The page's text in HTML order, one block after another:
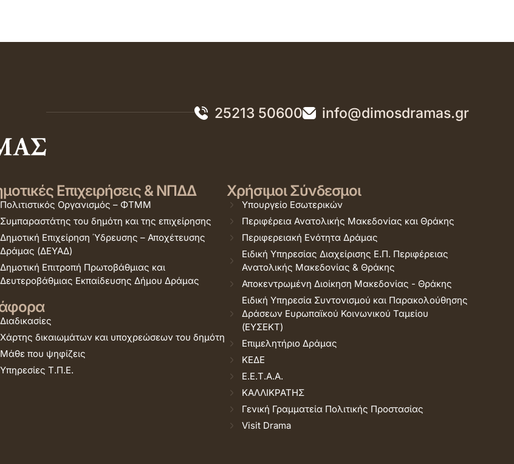
25213 50600 info@dimosdramas.gr
Επιχειρήσεις & ΝΠΔΔ
Πολιτιστικός Οργανισμός – ΦΤΜΜ
Συμπαραστάτης του δημότη και της επιχείρησης
Δημοτική Επιχείρηση Ύδρευσης – Αποχέτευσης
Δράμας (ΔΕΥΑΔ)
Δημοτική Επιτροπή Πρωτοβάθμιας και
Δευτεροβάθμιας Εκπαίδευσης Δήμου Δράμας
Διαδικασίες
Χάρτης δικαιωμάτων και υποχρεώσεων του δημότη
Μάθε που ψηφίζεις
Υπηρεσίες Τ.Π.Ε.
Χρήσιμοι Σύνδεσμοι
Υπουργείο Εσωτερικών
Περιφέρεια Ανατολικής Μακεδονίας και Θράκης
Περιφερειακή Ενότητα Δράμας
Ειδική Υπηρεσίας Διαχείρισης Ε.Π. Περιφέρειας
Ανατολικής Μακεδονίας & Θράκης
Αποκεντρωμένη Διοίκηση Μακεδονίας - Θράκης
Ειδική Υπηρεσία Συντονισμού και Παρακολούθησης
Δράσεων Ευρωπαϊκού Κοινωνικού Ταμείου
(ΕΥΣΕΚΤ)
Επιμελητήριο Δράμας
ΚΕΔΕ
Ε.Ε.Τ.Α.Α.
ΚΑΛΛΙΚΡΑΤΗΣ
Γενική Γραμματεία Πολιτικής Προστασίας
Visit Drama